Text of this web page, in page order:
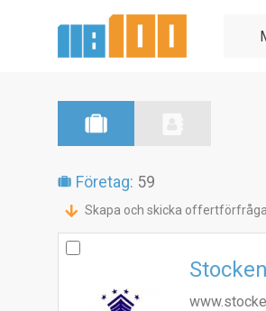
Företag: 59
Skapa och skicka